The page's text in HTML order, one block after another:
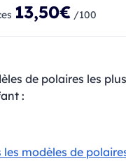
13,50€/100
de polaires les
:
les modèles de